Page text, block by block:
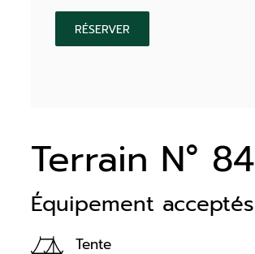
Terrain N° 84
Équipement acceptés
Tente